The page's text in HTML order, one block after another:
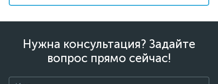
Нужна консультация? Задайте
вопрос прямо сейчас!